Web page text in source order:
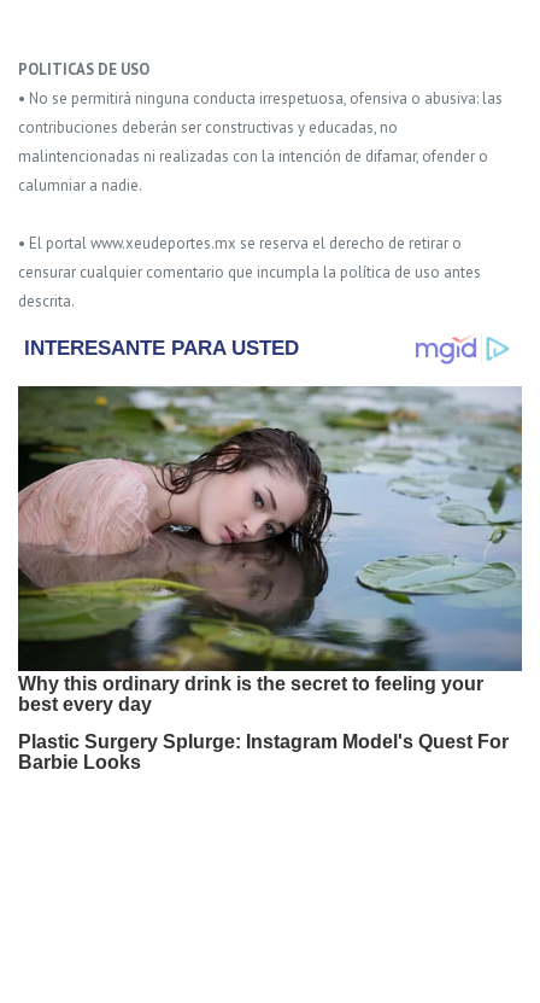
POLITICAS DE USO
• No se permitirá ninguna conducta irrespetuosa, ofensiva o abusiva: las
contribuciones deberán ser constructivas y educadas, no
malintencionadas ni realizadas con la intención de difamar, ofender o
calumniar a nadie.
• El portal www.xeudeportes.mx se reserva el derecho de retirar o
censurar cualquier comentario que incumpla la política de uso antes
descrita.